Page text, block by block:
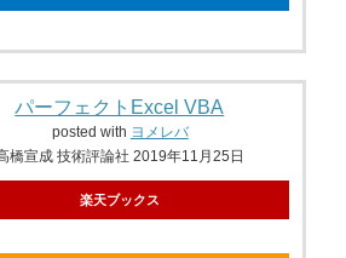
パーフェクトExcel VBA
posted with ヨメレバ
橋宣成 技術評論社 2019年11月25日
楽天ブックス